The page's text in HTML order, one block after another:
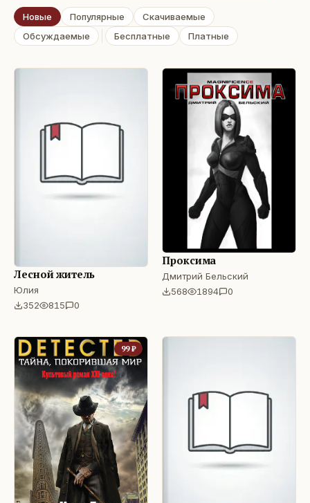
Новые Популярные
Скачиваемые
Обсуждаемые
Бесплатные Платные
Лесной житель
Юлия
352
815 0
Проксима
Дмитрий Бельский
568
1894 0
99₽